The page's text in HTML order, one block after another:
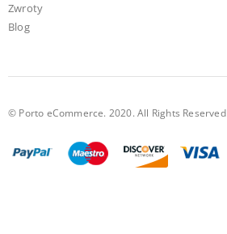
Zwroty
Blog
© Porto eCommerce. 2020. All Rights Reserved